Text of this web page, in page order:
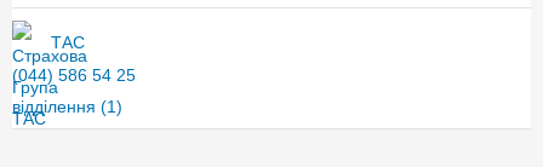
ТАС
(044) 586 54 25
відділення (1)